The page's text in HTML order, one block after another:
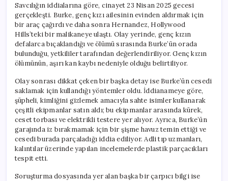
Savcılığın iddialarına göre, cinayet 23 Nisan 2025 gecesi
gerçekleşti. Burke, genç kızı ailesinin evinden aldırmak için
bir araç çağırdı ve daha sonra Hernandez, Hollywood
Hills’teki bir malikaneye ulaştı. Olay yerinde, genç kızın
defalarca bıçaklandığı ve ölümü sırasında Burke’ün orada
bulunduğu, yetkililer tarafından değerlendiriliyor. Genç kızın
ölümünün, aşırı kan kaybı nedeniyle olduğu belirtiliyor.
Olay sonrası dikkat çeken bir başka detay ise Burke’ün cesedi
saklamak için kullandığı yöntemler oldu. İddianameye göre,
şüpheli, kimliğini gizlemek amacıyla sahte isimler kullanarak
çeşitli ekipmanlar satın aldı; bu ekipmanlar arasında kürek,
ceset torbası ve elektrikli testere yer alıyor. Ayrıca, Burke’ün
garajında iz bırakmamak için bir şişme havuz temin ettiği ve
cesedi burada parçaladığı iddia ediliyor. Adli tıp uzmanları,
kalıntılar üzerinde yapılan incelemelerde plastik parçacıkları
tespit etti.
Soruşturma dosyasında yer alan başka bir çarpıcı bilgi ise